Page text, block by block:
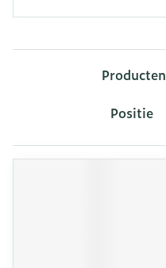
Producten
Sorteer op: